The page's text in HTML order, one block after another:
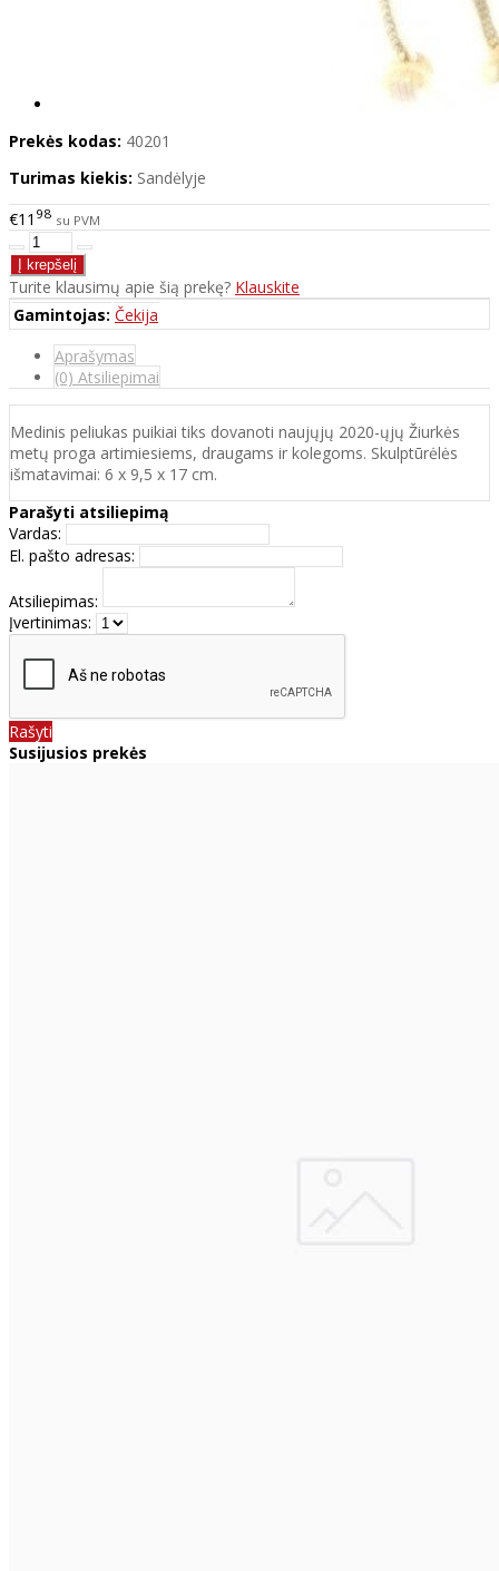
Prekės kodas: 40201
Turimas kiekis: Sandėlyje
€11 98 su PVM
Turite klausimų apie šią prekę? Klauskite
Gamintojas: Čekija
Aprašymas
(0) Atsiliepimai
Medinis peliukas puikiai tiks dovanoti naujųjų 2020-ųjų Žiurkės
metų proga artimiesiems, draugams ir kolegoms. Skulptūrėlės
išmatavimai: 6 x 9,5 x 17 cm.
Parašyti atsiliepimą
Vardas:
El. pašto adresas:
Atsiliepimas:
Įvertinimas:
Rašyti
Susijusios prekės